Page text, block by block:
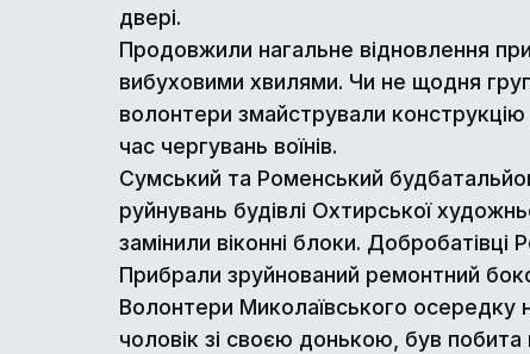
двері.
Продовжили нагальне відновлення
вибуховими хвилями. Чи не щодня
волонтери змайстрували
час чергувань воїнів.
Сумський та Роменський
руйнувань будівлі Охтирської
замінили віконні блоки.
Прибрали зруйнований ремонтний
Волонтери Миколаївського осередку
чоловік зі своєю донькою, був